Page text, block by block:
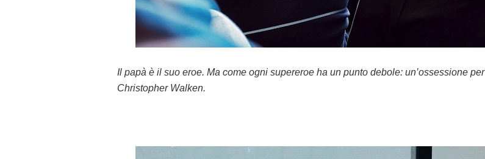
Il papà è il suo eroe. Ma come ogni supereroe ha un punto debole: un’ossessione per
Christopher Walken.